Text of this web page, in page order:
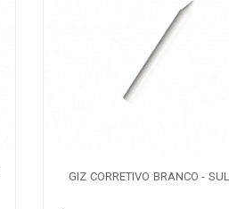
GIZ CORRETIVO BRANCO -
Características
Quantidade: